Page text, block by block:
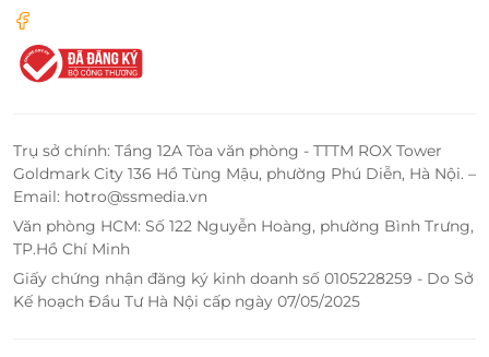
Trụ sở chính: Tầng 12A Tòa văn phòng - TTTM ROX Tower
Goldmark City 136 Hồ Tùng Mậu, phường Phú Diễn, Hà Nội. –
Email: hotro@ssmedia.vn
Văn phòng HCM: Số 122 Nguyễn Hoàng, phường Bình Trưng,
TP.Hồ Chí Minh
Giấy chứng nhận đăng ký kinh doanh số 0105228259 - Do Sở
Kế hoạch Đầu Tư Hà Nội cấp ngày 07/05/2025